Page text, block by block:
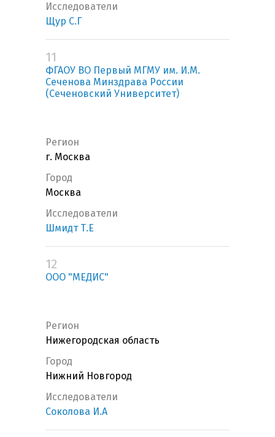
Исследователи
Щур С.Г
11
ФГАОУ ВО Первый МГМУ им. И.М.
Сеченова Минздрава России
(Сеченовский Университет)
Регион
г. Москва
Город
Москва
Исследователи
Шмидт Т.Е
12
ООО "МЕДИС"
Регион
Нижегородская область
Город
Нижний Новгород
Исследователи
Соколова И.А